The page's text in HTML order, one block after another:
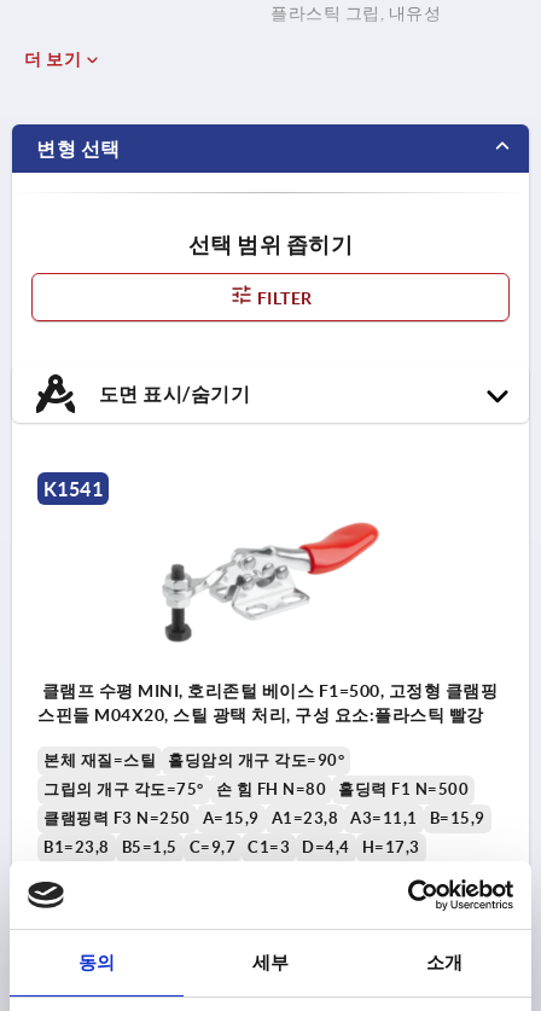
동의 세부 소개
플라스틱 그립, 내유성
더 보기
변형 선택
선택 범위 좁히기
FILTER
도면 표시/숨기기
K1541
클램프 수평 MINI, 호리존털 베이스 F1=500, 고정형 클램핑
스핀들 M04X20, 스틸 광택 처리, 구성 요소:플라스틱 빨강
본체 재질=스틸
홀딩암의 개구 각도=90°
그립의 개구 각도=75°
손 힘 FH N=80
홀딩력 F1 N=500
클램핑력 F3 N=250
A=15,9 A1=23,8 A3=11,1
B=15,9
B1=23,8
B5=1,5 C=9,7 C1=3 D=4,4
H=17,3
주문 번호:
₩27,760